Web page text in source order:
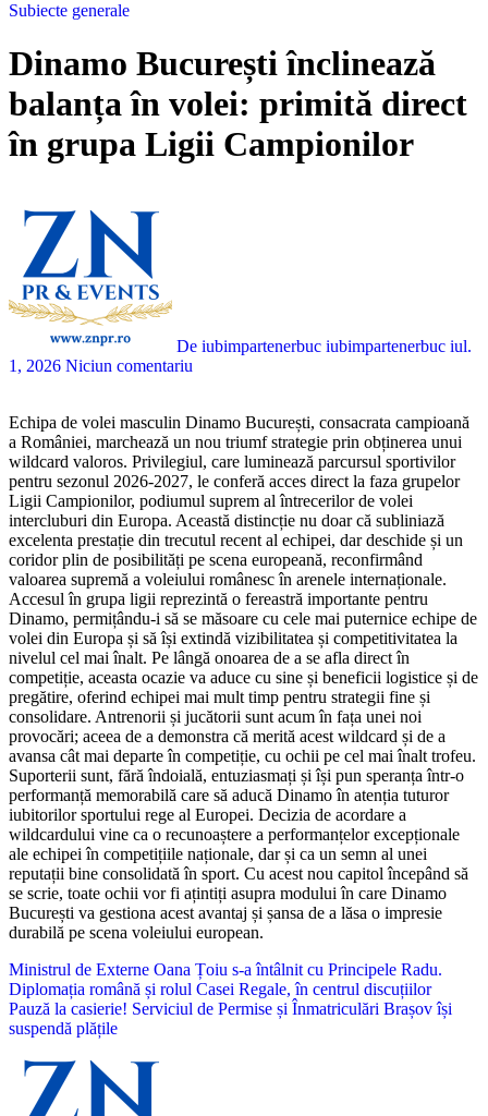
Subiecte generale
Dinamo București înclinează
balanța în volei: primită direct
în grupa Ligii Campionilor
De iubimpartenerbuc iubimpartenerbuc iul.
1, 2026 Niciun comentariu
Echipa de volei masculin Dinamo București, consacrata campioană
a României, marchează un nou triumf strategie prin obținerea unui
wildcard valoros. Privilegiul, care luminează parcursul sportivilor
pentru sezonul 2026-2027, le conferă acces direct la faza grupelor
Ligii Campionilor, podiumul suprem al întrecerilor de volei
intercluburi din Europa. Această distincție nu doar că subliniază
excelenta prestație din trecutul recent al echipei, dar deschide și un
coridor plin de posibilități pe scena europeană, reconfirmând
valoarea supremă a voleiului românesc în arenele internaționale.
Accesul în grupa ligii reprezintă o fereastră importante pentru
Dinamo, permițându-i să se măsoare cu cele mai puternice echipe de
volei din Europa și să își extindă vizibilitatea și competitivitatea la
nivelul cel mai înalt. Pe lângă onoarea de a se afla direct în
competiție, aceasta ocazie va aduce cu sine și beneficii logistice și de
pregătire, oferind echipei mai mult timp pentru strategii fine și
consolidare. Antrenorii și jucătorii sunt acum în fața unei noi
provocări; aceea de a demonstra că merită acest wildcard și de a
avansa cât mai departe în competiție, cu ochii pe cel mai înalt trofeu.
Suporterii sunt, fără îndoială, entuziasmați și își pun speranța într-o
performanță memorabilă care să aducă Dinamo în atenția tuturor
iubitorilor sportului rege al Europei. Decizia de acordare a
wildcardului vine ca o recunoaștere a performanțelor excepționale
ale echipei în competițiile naționale, dar și ca un semn al unei
reputații bine consolidată în sport. Cu acest nou capitol începând să
se scrie, toate ochii vor fi ațintiți asupra modului în care Dinamo
București va gestiona acest avantaj și șansa de a lăsa o impresie
durabilă pe scena voleiului european.
Navigare
în
articole
Ministrul de Externe Oana Țoiu s-a întâlnit cu Principele Radu.
Diplomația română și rolul Casei Regale, în centrul discuțiilor
Pauză la casierie! Serviciul de Permise și Înmatriculări Brașov își
suspendă plățile